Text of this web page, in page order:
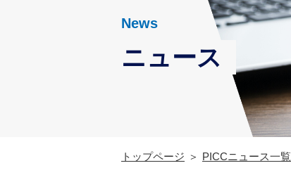
News
ニュース
トップページ PICCニュース一覧